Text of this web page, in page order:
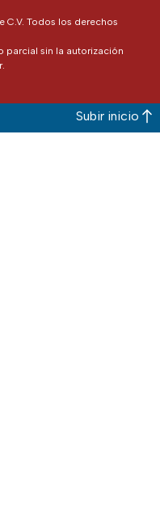
C.V. Todos los derechos
parcial sin la autorización
Subir inicio